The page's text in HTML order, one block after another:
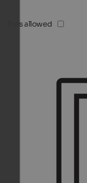
Pets allowed